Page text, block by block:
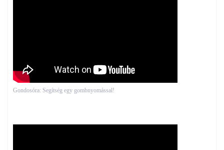
Gondosóra: Segítség egy gombnyomással!